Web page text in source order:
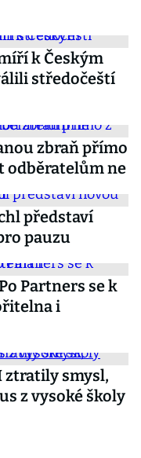
k Českým
středočeští
zbraň přímo
odběratelům ne
představí
pauzu
Partners se k
i
ztratily smysl,
z vysoké školy